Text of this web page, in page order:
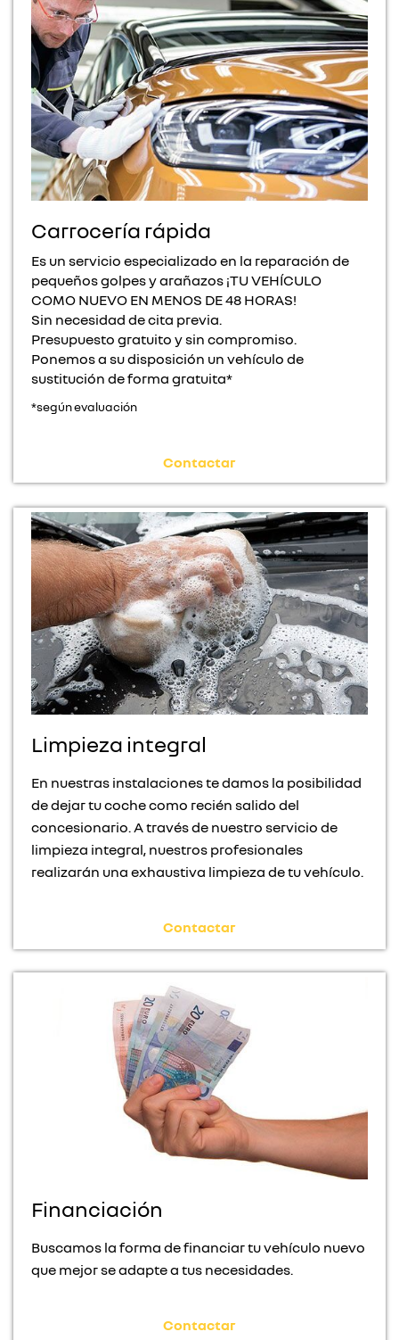
Carrocería rápida
Es un servicio especializado en la reparación de
pequeños golpes y arañazos ¡TU VEHÍCULO
COMO NUEVO EN MENOS DE 48 HORAS!
Sin necesidad de cita previa.
Presupuesto gratuito y sin compromiso.
Ponemos a su disposición un vehículo de
sustitución de forma gratuita*
*según evaluación
Contactar
Limpieza integral
En nuestras instalaciones te damos la posibilidad
de dejar tu coche como recién salido del
concesionario. A través de nuestro servicio de
limpieza integral, nuestros profesionales
realizarán una exhaustiva limpieza de tu vehículo.
Contactar
Financiación
Buscamos la forma de financiar tu vehículo nuevo
que mejor se adapte a tus necesidades.
Contactar